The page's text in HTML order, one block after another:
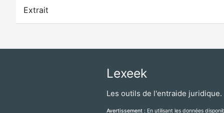
Extrait
Lexeek
Les outils de l'entraide juridique.
Avertissement : En utilisant les données